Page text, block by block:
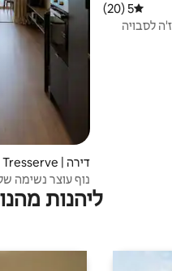
דירוג ממוצע של 5 מתוך 5, 20 ביקורות
5 (20)
דירה | Tresserve
נוף עוצר נשימה
ליהנות